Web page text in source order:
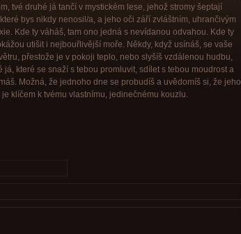
tvé druhé já tančí v mystickém lese, jehož stromy šeptají
bys nikdy nenosil/a, a jeho oči září zvláštním, uhrančivým
Kde ty váháš, tam ono jedná s nevídanou odvahou. Kde ty
utišit i nejbouřlivější moře. Někdy, když usínáš, se vaše
přestože je v pokoji teplo, nebo slyšíš vzdálenou hudbu,
já, které se snaží s tebou promluvit, sdílet s tebou moudrost a
Možná, že jednoho dne se probudíš a uvědomíš si, že jeho
klíčem k tvému vlastnímu, jedinečnému kouzlu.